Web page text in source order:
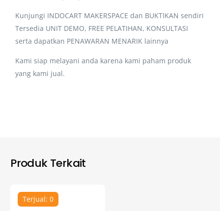
Kunjungi INDOCART MAKERSPACE dan BUKTIKAN sendiri
Tersedia UNIT DEMO, FREE PELATIHAN, KONSULTASI
serta dapatkan PENAWARAN MENARIK lainnya
Kami siap melayani anda karena kami paham produk
yang kami jual.
Produk Terkait
Terjual: 0